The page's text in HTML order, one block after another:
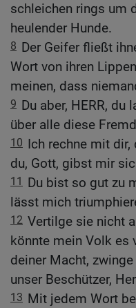
schleichen rings um
heulender Hunde.
8 Der Geifer fließt
Wort von ihren
meinen, dass
9 Du aber, HERR,
über alle diese
10 Ich rechne mit
du, Gott, gibst mir
11
Du bist so gut zu
lässt mich
12 Vertilge sie nicht
könnte mein Volk es
deiner Macht,
unser Beschützer,
13 Mit jedem Wort